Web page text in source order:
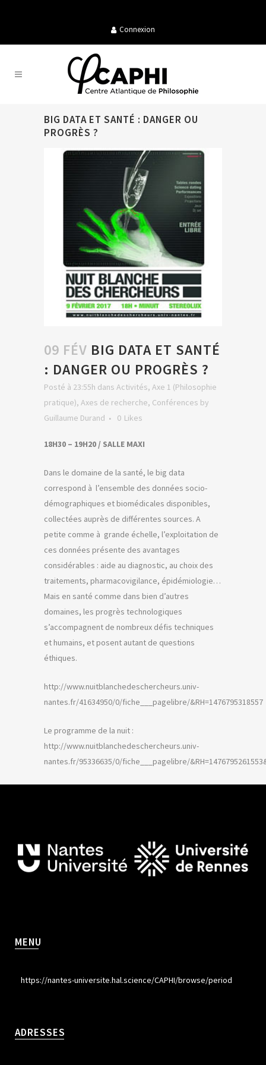
Connexion
BIG DATA ET SANTÉ : DANGER OU
PROGRÈS ?
09 FÉV BIG DATA ET SANTÉ
: DANGER OU PROGRÈS ?
Posté à 23:55h dans Activités, Axe 1 (Philosophie
pratique), Axes de recherche, Conférences by
Guillaume Durand
0 Likes
18H30 – 19H20 / SALLE MAXI
Dans le domaine de la santé, le big data
correspond à l’ensemble des données socio-
démographiques et biomédicales disponibles,
collectées auprès de différentes sources. A
petite comme à grande échelle, l’exploitation de
ces données présente des avantages
considérables : aide au diagnostic, au choix des
traitements, pharmacovigilance, épidémiologie…
Mais en santé comme dans bien d’autres
domaines, les progrès technologiques
s’accompagnent de nombreux défis techniques
et humains, et posent autant de questions
éthiques.
http://www.nuitblanchedeschercheurs.univ-
nantes.fr/41634950/0/fiche___pagelibre/&RH=1476795318557
Le programme de la nuit :
http://www.nuitblanchedeschercheurs.univ-
nantes.fr/95336635/0/fiche___pagelibre/
MENU
https://nantes-universite.hal.science/CAPHI/browse/period
ADRESSES